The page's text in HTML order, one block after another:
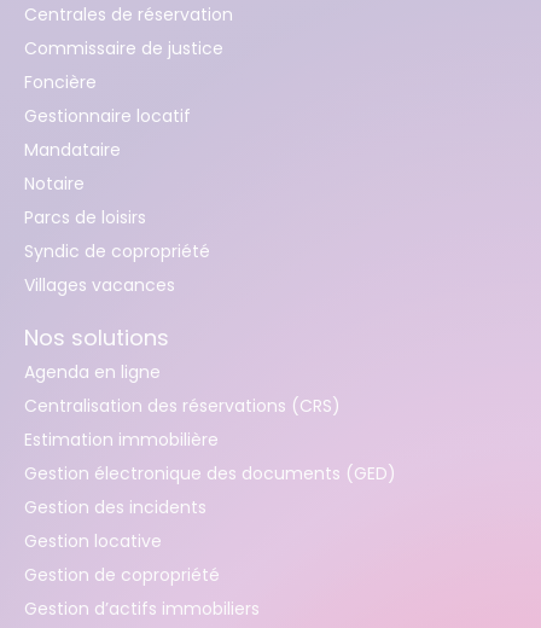
Centrales de réservation
Commissaire de justice
Foncière
Gestionnaire locatif
Mandataire
Notaire
Parcs de loisirs
Syndic de copropriété
Villages vacances
Nos solutions
Agenda en ligne
Centralisation des réservations (CRS)
Estimation immobilière
Gestion électronique des documents (GED)
Gestion des incidents
Gestion locative
Gestion de copropriété
Gestion d’actifs immobiliers